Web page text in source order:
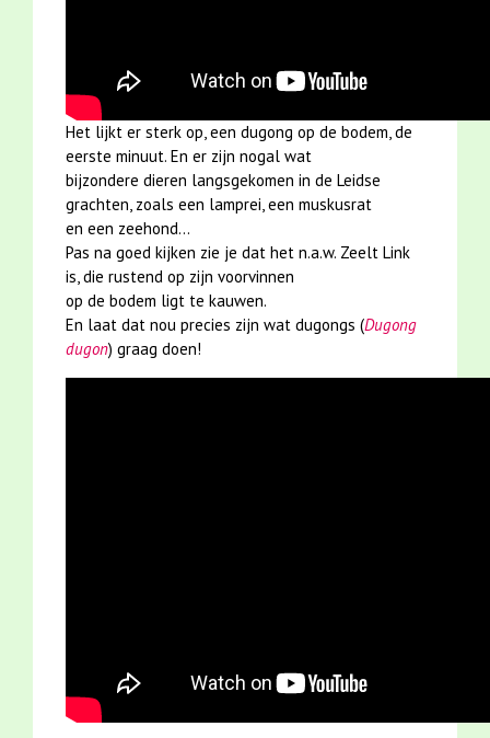
Het lijkt er sterk op, een dugong op de bodem, de
eerste minuut. En er zijn nogal wat
bijzondere dieren langsgekomen in de Leidse
grachten, zoals een lamprei, een muskusrat
en een zeehond...
Pas na goed kijken zie je dat het n.a.w. Zeelt Link
is, die rustend op zijn voorvinnen
op de bodem ligt te kauwen.
En laat dat nou precies zijn wat dugongs (Dugong
dugon) graag doen!